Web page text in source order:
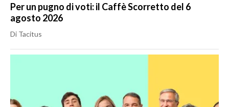
Per un pugno di voti: il Caffè Scorretto del 6
agosto 2026
Di Tacitus